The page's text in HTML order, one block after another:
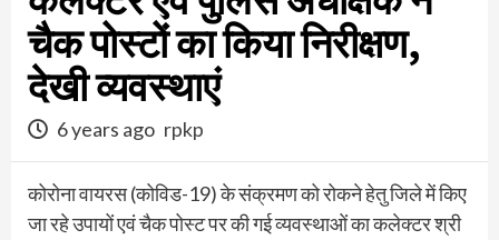
चैक पोस्टों का किया निरीक्षण,
देखी व्यवस्थाएं
6 years ago rpkp
कोरोना वायरस (कोविड-19) के संक्रमण को रोकने हेतु जिले में किए
जा रहे उपायों एवं चैक पोस्ट पर की गई व्यवस्थाओं का कलेक्टर श्री